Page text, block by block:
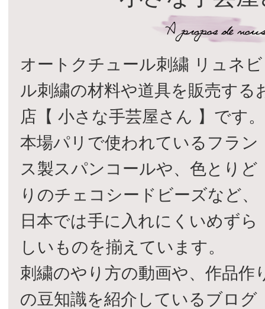
オートクチュール刺繍 リュネビ
ル刺繍の材料や道具を販売する
店【 小さな手芸屋さん 】です。
本場パリで使われているフラン
ス製スパンコールや、色とりど
りのチェコシードビーズなど、
日本では手に入れにくいめずら
しいものを揃えています。
刺繍のやり方の動画や、作品作
の豆知識を紹介しているブログ